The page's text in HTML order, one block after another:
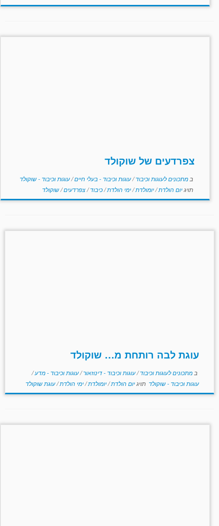
צפרדעים של שוקולד
ב מתכונים לעוגות וכיבוד/עוגות וכיבוד - בעלי חיים/עוגות וכיבוד - שוקולד
תויגיום הולדת/יומולדת/ימי הולדת/כיבוד/צפרדעים/שוקולד
עוגת לבה רותחת מ… שוקולד
ב מתכונים לעוגות וכיבוד/עוגות וכיבוד - דינוזאור/עוגות וכיבוד - מדע/
עוגות וכיבוד - שוקולד תויגיום הולדת/יומולדת/ימי הולדת/עוגת שוקולד